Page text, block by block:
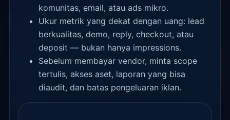
komunitas, email, atau ads mikro.
Ukur metrik yang dekat dengan uang: lead
berkualitas, demo, reply, checkout, atau
deposit — bukan hanya impressions.
Sebelum membayar vendor, minta scope
tertulis, akses aset, laporan yang bisa
diaudit, dan batas pengeluaran iklan.